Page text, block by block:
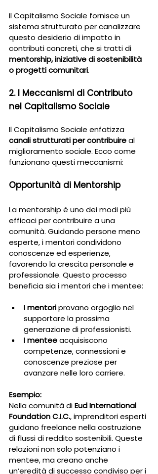
Il Capitalismo Sociale fornisce un
sistema strutturato per canalizzare
questo desiderio di impatto in
contributi concreti, che si tratti di
mentorship, iniziative di sostenibilità
o progetti comunitari.
2. I Meccanismi di Contributo
nel Capitalismo Sociale
Il Capitalismo Sociale enfatizza
canali strutturati per contribuire al
miglioramento sociale. Ecco come
funzionano questi meccanismi:
Opportunità di Mentorship
La mentorship è uno dei modi più
efficaci per contribuire a una
comunità. Guidando persone meno
esperte, i mentori condividono
conoscenze ed esperienze,
favorendo la crescita personale e
professionale. Questo processo
beneficia sia i mentori che i mentee:
I mentori provano orgoglio nel
supportare la prossima
generazione di professionisti.
I mentee acquisiscono
competenze, connessioni e
conoscenze preziose per
avanzare nelle loro carriere.
Esempio:
Nella comunità di Eud International
Foundation C.I.C., imprenditori esperti
guidano freelance nella costruzione
di flussi di reddito sostenibili. Queste
relazioni non solo potenziano i
mentee, ma creano anche
un’eredità di successo condiviso per i